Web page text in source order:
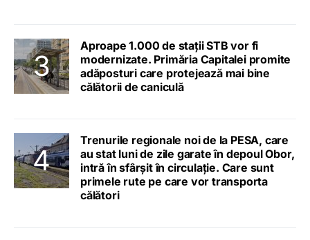
Aproape 1.000 de stații STB vor fi
modernizate. Primăria Capitalei promite
adăposturi care protejează mai bine
călătorii de caniculă
Trenurile regionale noi de la PESA, care
au stat luni de zile garate în depoul Obor,
intră în sfârșit în circulație. Care sunt
primele rute pe care vor transporta
călători